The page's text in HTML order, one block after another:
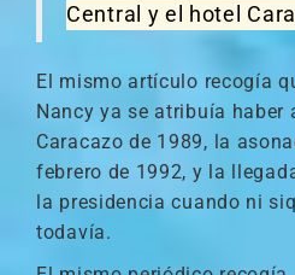
Central y el hotel
El mismo artículo recogía
Nancy ya se atribuía haber
Caracazo de 1989, la
febrero de 1992, y la
la presidencia cuando ni
todavía.